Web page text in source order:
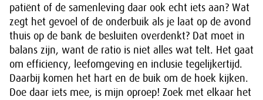
patiënt of de samenleving daar ook echt iets aan? Wat
zegt het gevoel of de onderbuik als je laat op de avond
thuis op de bank de besluiten overdenkt? Dat moet in
balans zijn, want de ratio is niet alles wat telt. Het gaat
om efficiency, leefomgeving en inclusie tegelijkertijd.
Daarbij komen het hart en de buik om de hoek kijken.
Doe daar iets mee, is mijn oproep! Zoek met elkaar het